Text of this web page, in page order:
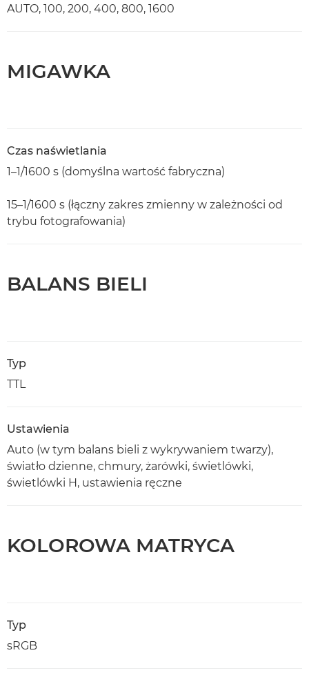
AUTO, 100, 200, 400, 800, 1600
MIGAWKA
Czas naświetlania
1–1/1600 s (domyślna wartość fabryczna)
15–1/1600 s (łączny zakres zmienny w zależności od
trybu fotografowania)
BALANS BIELI
Typ
TTL
Ustawienia
Auto (w tym balans bieli z wykrywaniem twarzy),
światło dzienne, chmury, żarówki, świetlówki,
świetlówki H, ustawienia ręczne
KOLOROWA MATRYCA
Typ
sRGB